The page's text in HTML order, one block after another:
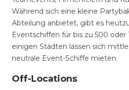
Während sich eine kleine
Abteilung anbietet, gibt es
Eventschiffen für bis zu 500 oder
einigen Städten lassen sich
neutrale Event-Schiffe mieten.
Off-Locations